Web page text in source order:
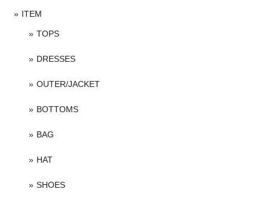
ITEM
TOPS
DRESSES
OUTER/JACKET
BOTTOMS
BAG
HAT
SHOES